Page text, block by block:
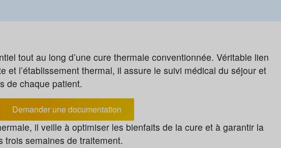
tout au long d’une cure thermale conventionnée. Véritable lien
et l’établissement thermal, il assure le suivi médical du séjour et
de chaque patient.
Demander une documentation
il veille à optimiser les bienfaits de la cure et à garantir la
trois semaines de traitement.